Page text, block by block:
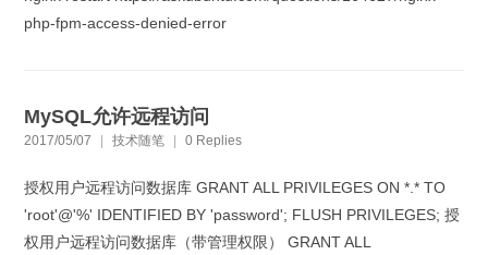
php-fpm-access-denied-error
MySQL允许远程访问
2017/05/07 技术随笔 0 Replies
授权用户远程访问数据库 GRANT ALL PRIVILEGES ON *.* TO
'root'@'%' IDENTIFIED BY 'password'; FLUSH PRIVILEGES; 授
权用户远程访问数据库（带管理权限） GRANT ALL